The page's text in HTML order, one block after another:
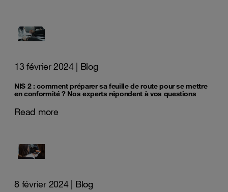
13 février 2024| Blog
NIS 2 : comment préparer sa feuille de route pour se mettre
en conformité ? Nos experts répondent à vos questions
Read more
8 février 2024| Blog